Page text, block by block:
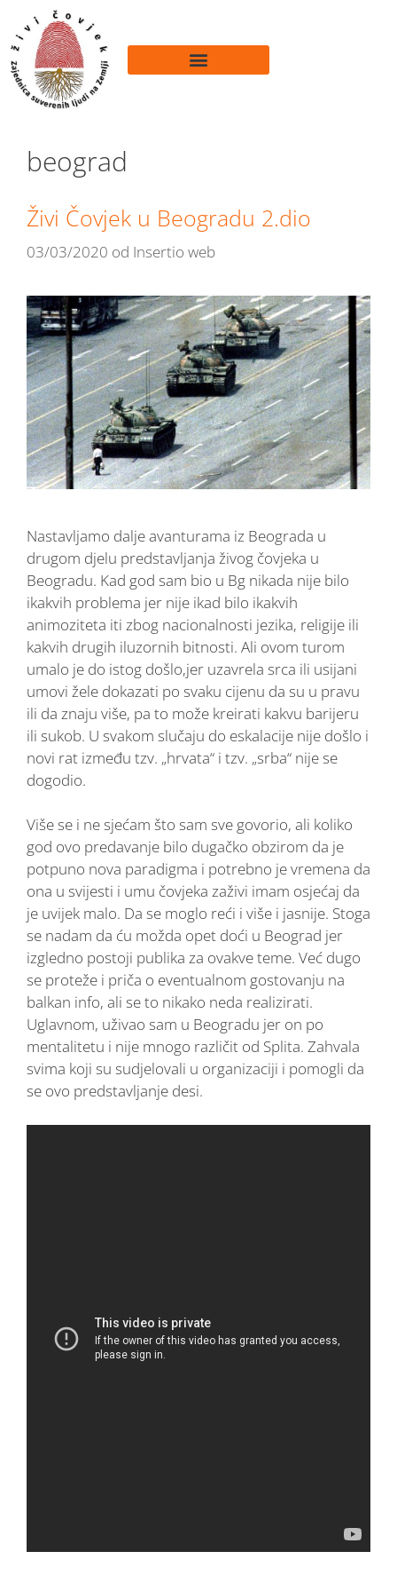
beograd
Živi Čovjek u Beogradu 2.dio
03/03/2020 od Insertio web
Nastavljamo dalje avanturama iz Beograda u
drugom djelu predstavljanja živog čovjeka u
Beogradu. Kad god sam bio u Bg nikada nije bilo
ikakvih problema jer nije ikad bilo ikakvih
animoziteta iti zbog nacionalnosti jezika, religije ili
kakvih drugih iluzornih bitnosti. Ali ovom turom
umalo je do istog došlo,jer uzavrela srca ili usijani
umovi žele dokazati po svaku cijenu da su u pravu
ili da znaju više, pa to može kreirati kakvu barijeru
ili sukob. U svakom slučaju do eskalacije nije došlo i
novi rat između tzv. „hrvata“ i tzv. „srba“ nije se
dogodio.
Više se i ne sjećam što sam sve govorio, ali koliko
god ovo predavanje bilo dugačko obzirom da je
potpuno nova paradigma i potrebno je vremena da
ona u svijesti i umu čovjeka zaživi imam osjećaj da
je uvijek malo. Da se moglo reći i više i jasnije. Stoga
se nadam da ću možda opet doći u Beograd jer
izgledno postoji publika za ovakve teme. Već dugo
se proteže i priča o eventualnom gostovanju na
balkan info, ali se to nikako neda realizirati.
Uglavnom, uživao sam u Beogradu jer on po
mentalitetu i nije mnogo različit od Splita. Zahvala
svima koji su sudjelovali u organizaciji i pomogli da
se ovo predstavljanje desi.